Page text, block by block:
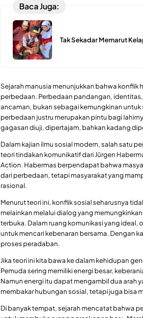
Baca Juga:
Tak Sekadar Memarut
Sejarah manusia menunjukkan bahwa konflik
perbedaan. Perbedaan pandangan,
ancaman, bukan sebagai kemungkinan
perbedaan justru merupakan pintu bagi
gagasan diuji, dipertajam, bahkan kadang
Dalam kajian ilmu sosial modern, salah satu
teori tindakan komunikatif dari Jürgen
Action. Habermas berpendapat bahwa
dari perbedaan, tetapi masyarakat yang
rasional.
Menurut teori ini, konflik sosial seharusnya
melainkan melalui dialog yang
terbuka. Dalam ruang komunikasi yang
untuk mencari kebenaran bersama. Dengan
proses peradaban.
Jika teori ini kita bawa ke dalam kehidupan
Pemuda sering memiliki energi besar,
Namun energi itu dapat mengambil dua arah
membakar hubungan sosial, tetapi juga bisa
Di banyak tempat, sejarah mencatat bahwa